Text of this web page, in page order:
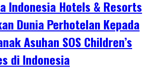
Indonesia Hotels & Resorts
Dunia Perhotelan Kepada
Asuhan SOS Children’s
di Indonesia